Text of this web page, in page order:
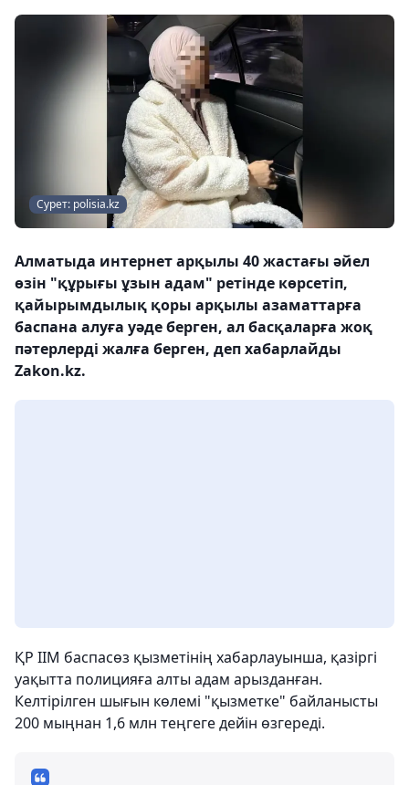
Сурет: polisia.kz
Алматыда интернет арқылы 40 жастағы әйел
өзін "құрығы ұзын адам" ретінде көрсетіп,
қайырымдылық қоры арқылы азаматтарға
баспана алуға уәде берген, ал басқаларға жоқ
пәтерлерді жалға берген, деп хабарлайды
Zakon.kz.
ҚР ІІМ баспасөз қызметінің хабарлауынша, қазіргі
уақытта полицияға алты адам арызданған.
Келтірілген шығын көлемі "қызметке" байланысты
200 мыңнан 1,6 млн теңгеге дейін өзгереді.